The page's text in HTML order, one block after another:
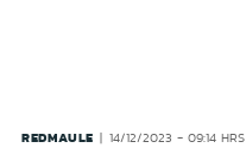
REDMAULE 14/12/2023 - 09:14 HRS